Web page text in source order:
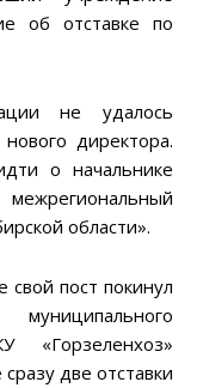
об отставке по
не удалось
директора.
о начальнике
области».
пост покинул
две отставки